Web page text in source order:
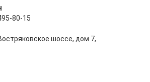
80-15
шоссе, дом 7,